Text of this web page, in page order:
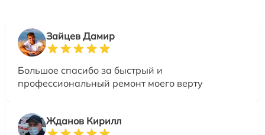
Зайцев Дамир
Большое спасибо за быстрый и
профессиональный ремонт моего верту
Жданов Кирилл